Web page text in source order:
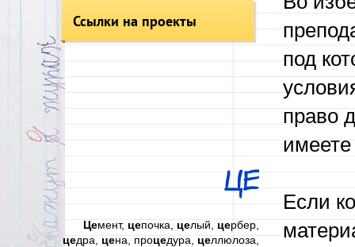
Ссылки на проекты
ЦЕ
Цемент, цепочка, целый, цербер,
цедра,цена, процедура,целлюлоза,
под
право
Если